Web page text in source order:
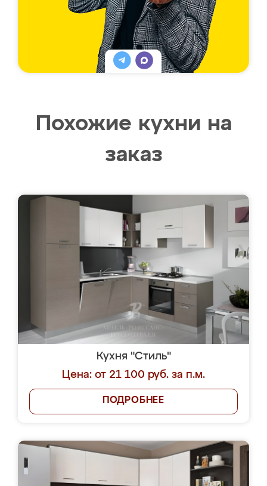
Похожие кухни на
заказ
Кухня "Стиль"
Цена: от 21 100 руб. за п.м.
ПОДРОБНЕЕ